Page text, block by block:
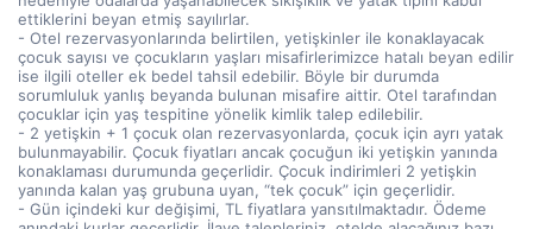
ettiklerini beyan etmiş sayılırlar.
- Otel rezervasyonlarında belirtilen, yetişkinler ile konaklayacak
çocuk sayısı ve çocukların yaşları misafirlerimizce hatalı beyan edilir
ise ilgili oteller ek bedel tahsil edebilir. Böyle bir durumda
sorumluluk yanlış beyanda bulunan misafire aittir. Otel tarafından
çocuklar için yaş tespitine yönelik kimlik talep edilebilir.
- 2 yetişkin + 1 çocuk olan rezervasyonlarda, çocuk için ayrı yatak
bulunmayabilir. Çocuk fiyatları ancak çocuğun iki yetişkin yanında
konaklaması durumunda geçerlidir. Çocuk indirimleri 2 yetişkin
yanında kalan yaş grubuna uyan, “tek çocuk” için geçerlidir.
- Gün içindeki kur değişimi, TL fiyatlara yansıtılmaktadır. Ödeme